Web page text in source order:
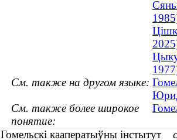
См. также на другом языке:
См. также более широкое
понятие:
Гомельскі кааператыўны інстытут